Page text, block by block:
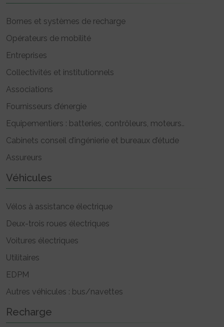
Bornes et systèmes de recharge
Opérateurs de mobilité
Entreprises
Collectivités et institutionnels
Associations
Fournisseurs d’énergie
Equipementiers : batteries, contrôleurs, moteurs..
Cabinets conseil d’ingénierie et bureaux d’étude
Assureurs
Véhicules
Vélos à assistance électrique
Deux-trois roues électriques
Voitures électriques
Utilitaires
EDPM
Autres véhicules : bus/navettes
Recharge